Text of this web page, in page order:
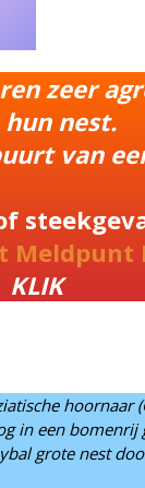
zeer
hun nest.
van
Meldpunt
KLIK
hoornaar
in een bomenrij
grote nest